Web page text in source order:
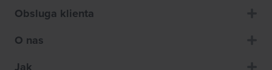
Obsluga klienta
O nas